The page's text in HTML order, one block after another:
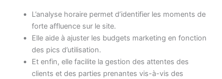
L’analyse horaire permet d’identifier les moments de
forte affluence sur le site.
Elle aide à ajuster les budgets marketing en fonction
des pics d’utilisation.
Et enfin, elle facilite la gestion des attentes des
clients et des parties prenantes vis-à-vis des